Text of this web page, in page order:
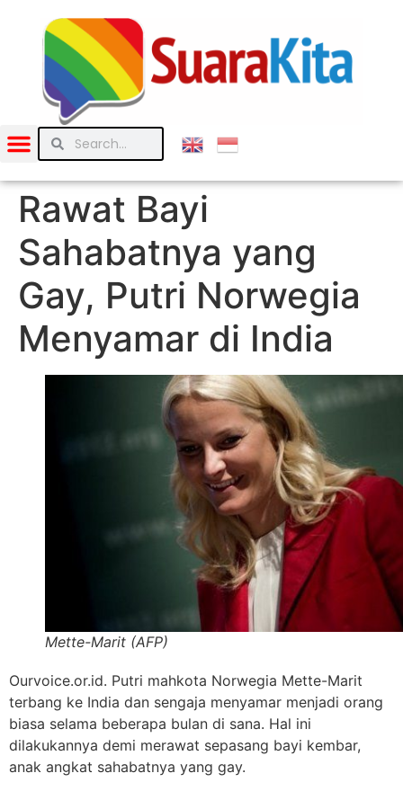
Rawat Bayi
Sahabatnya yang
Gay, Putri Norwegia
Menyamar di India
Mette-Marit (AFP)
Ourvoice.or.id. Putri mahkota Norwegia Mette-Marit
terbang ke India dan sengaja menyamar menjadi orang
biasa selama beberapa bulan di sana. Hal ini
dilakukannya demi merawat sepasang bayi kembar,
anak angkat sahabatnya yang gay.